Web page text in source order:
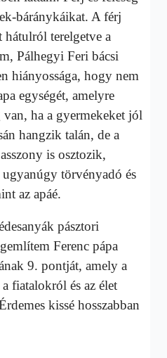
báránykáikat. A férj
hátulról terelgetve a
Pálhegyi Feri bácsi
hiányossága, hogy nem
egységét, amelyre
ha a gyermekeket jól
hangzik talán, de a
is osztozik,
törvényadó és
az apáé.
pásztori
Ferenc pápa
9. pontját, amely a
fiatalokról és az élet
kissé hosszabban